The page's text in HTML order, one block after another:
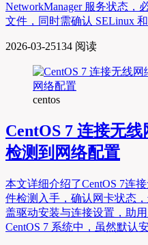
NetworkManager 服务状态，
文件，同时需确认 SELinux
2026-03-25134 阅读
centos
CentOS 7 连接无
检测到网络配置
本文详细介绍了CentOS 7连
件检测入手，确认网卡状态
盖驱动安装与连接设置，助
CentOS 7 系统中，虽然默认